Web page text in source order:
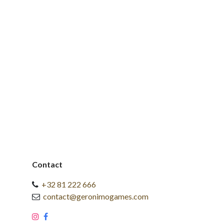
Contact
+32 81 222 666
contact@geronimogames.com
​